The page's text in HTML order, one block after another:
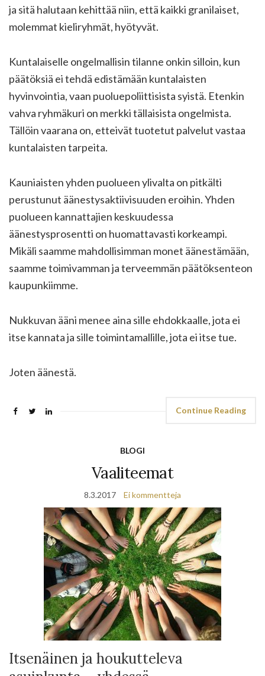
ja sitä halutaan kehittää niin, että kaikki granilaiset,
molemmat kieliryhmät, hyötyvät.
Kuntalaiselle ongelmallisin tilanne onkin silloin, kun
päätöksiä ei tehdä edistämään kuntalaisten
hyvinvointia, vaan puoluepoliittisista syistä. Etenkin
vahva ryhmäkuri on merkki tällaisista ongelmista.
Tällöin vaarana on, etteivät tuotetut palvelut vastaa
kuntalaisten tarpeita.
Kauniaisten yhden puolueen ylivalta on pitkälti
perustunut äänestysaktiivisuuden eroihin. Yhden
puolueen kannattajien keskuudessa
äänestysprosentti on huomattavasti korkeampi.
Mikäli saamme mahdollisimman monet äänestämään,
saamme toimivamman ja terveemmän päätöksenteon
kaupunkiimme.
Nukkuvan ääni menee aina sille ehdokkaalle, jota ei
itse kannata ja sille toimintamallille, jota ei itse tue.
Joten äänestä.
Continue Reading
BLOGI
Vaaliteemat
8.3.2017 Ei kommentteja
Itsenäinen ja houkutteleva